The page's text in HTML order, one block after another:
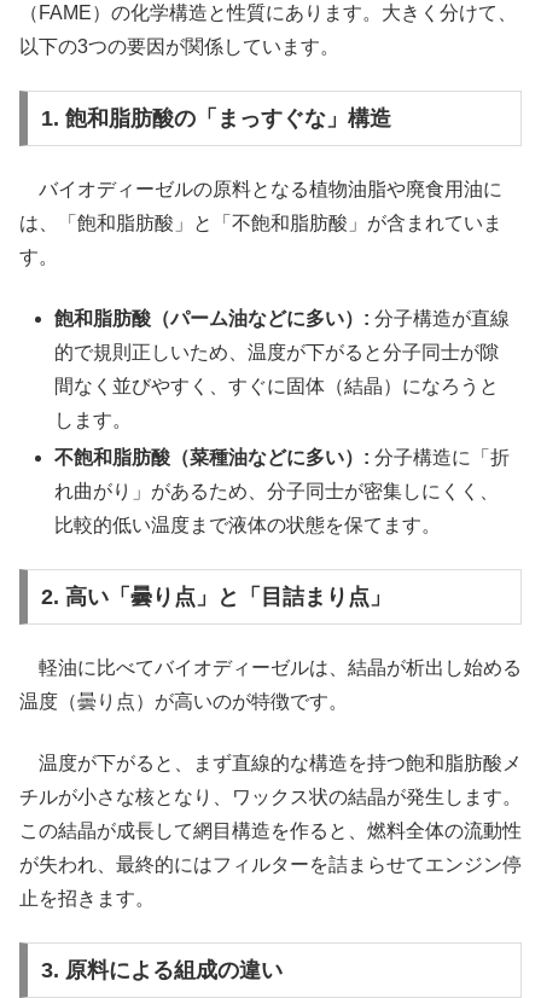
（FAME）の化学構造と性質にあります。大きく分けて、
以下の3つの要因が関係しています。
1. 飽和脂肪酸の「まっすぐな」構造
バイオディーゼルの原料となる植物油脂や廃食用油に
は、「飽和脂肪酸」と「不飽和脂肪酸」が含まれていま
す。
飽和脂肪酸（パーム油などに多い）: 分子構造が直線
的で規則正しいため、温度が下がると分子同士が隙
間なく並びやすく、すぐに固体（結晶）になろうと
します。
不飽和脂肪酸（菜種油などに多い）: 分子構造に「折
れ曲がり」があるため、分子同士が密集しにくく、
比較的低い温度まで液体の状態を保てます。
2. 高い「曇り点」と「目詰まり点」
軽油に比べてバイオディーゼルは、結晶が析出し始める
温度（曇り点）が高いのが特徴です。
温度が下がると、まず直線的な構造を持つ飽和脂肪酸メ
チルが小さな核となり、ワックス状の結晶が発生します。
この結晶が成長して網目構造を作ると、燃料全体の流動性
が失われ、最終的にはフィルターを詰まらせてエンジン停
止を招きます。
3. 原料による組成の違い